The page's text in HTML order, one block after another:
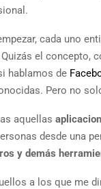
cada uno
el concepto,
hablamos de
Pero no
aquellas
desde una
y demás
a los que me